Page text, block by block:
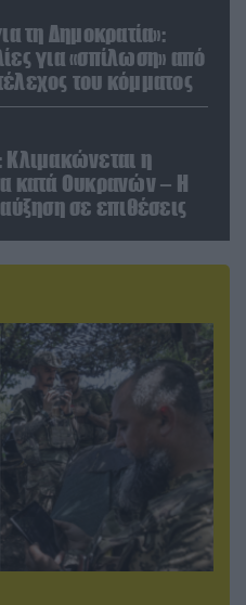
τη Δημοκρατία»:
για «σπίλωση» από
του κόμματος
η
κατά Ουκρανών – Η
σε επιθέσεις